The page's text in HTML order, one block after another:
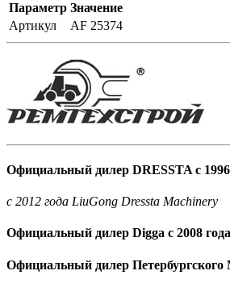
Параметр Значение
Артикул
AF 25374
Официальный дилер DRESSTA с 1996
c 2012 года LiuGong Dressta Machinery
Официальный дилер Digga с 2008
Официальный дилер